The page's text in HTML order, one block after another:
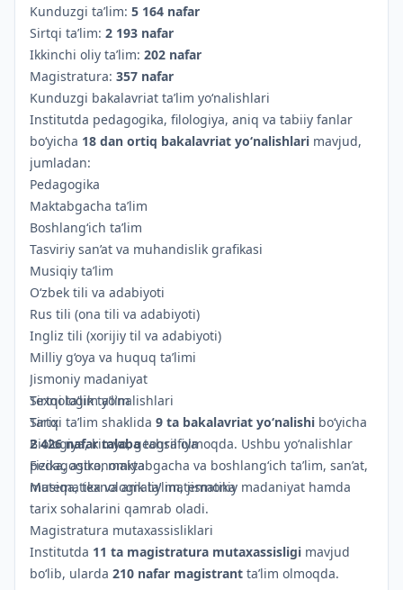
Kunduzgi ta’lim: 5 164 nafar
Sirtqi ta’lim: 2 193 nafar
Ikkinchi oliy ta’lim: 202 nafar
Magistratura: 357 nafar
Kunduzgi bakalavriat ta’lim yo‘nalishlari
Institutda pedagogika, filologiya, aniq va tabiiy fanlar
bo‘yicha 18 dan ortiq bakalavriat yo‘nalishlari mavjud,
jumladan:
Pedagogika
Maktabgacha ta’lim
Boshlang‘ich ta’lim
Tasviriy san’at va muhandislik grafikasi
Musiqiy ta’lim
O‘zbek tili va adabiyoti
Rus tili (ona tili va adabiyoti)
Ingliz tili (xorijiy til va adabiyoti)
Milliy g‘oya va huquq ta’limi
Jismoniy madaniyat
Texnologik ta’lim
Tarix
Biologiya, kimyo, geografiya
Fizika, astronomiya
Matematika va amaliy matematika
Sirtqi ta’lim yo‘nalishlari
Sirtqi ta’lim shaklida 9 ta bakalavriat yo‘nalishi bo‘yicha
2 426 nafar talabatahsil olmoqda. Ushbu yo‘nalishlar
pedagogika, maktabgacha va boshlang‘ich ta’lim, san’at,
musiqa, texnologik ta’lim, jismoniy madaniyat hamda
tarix sohalarini qamrab oladi.
Magistratura mutaxassisliklari
Institutda 11 ta magistratura mutaxassisligi mavjud
bo‘lib, ularda 210 nafar magistrant ta’lim olmoqda.